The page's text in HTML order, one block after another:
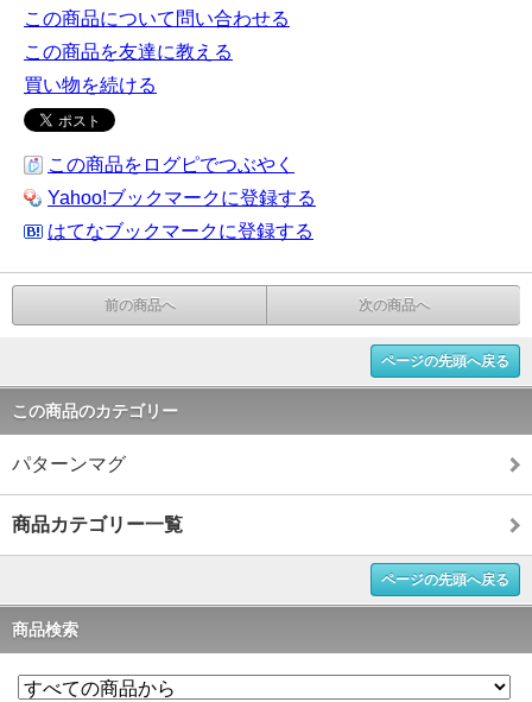
この商品について問い合わせる
この商品を友達に教える
買い物を続ける
この商品をログピでつぶやく
Yahoo!ブックマークに登録する
はてなブックマークに登録する
前の商品へ 次の商品へ
ページの先頭へ戻る
この商品のカテゴリー
パターンマグ
商品カテゴリー一覧
ページの先頭へ戻る
商品検索